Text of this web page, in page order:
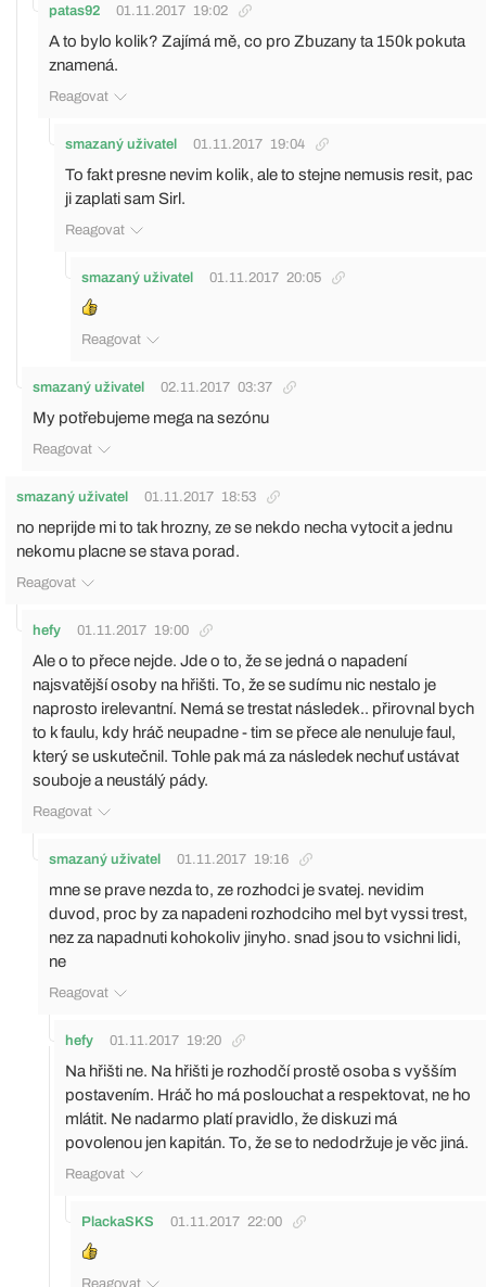
patas92 01.11.2017 19:02
A to bylo kolik? Zajímá mě, co pro Zbuzany ta 150k pokuta
znamená.
Reagovat
smazaný uživatel 01.11.2017 19:04
To fakt presne nevim kolik, ale to stejne nemusis resit, pac
ji zaplati sam Sirl.
Reagovat
smazaný uživatel 01.11.2017 20:05
Reagovat
smazaný uživatel 02.11.2017 03:37
My potřebujeme mega na sezónu
Reagovat
smazaný uživatel 01.11.2017 18:53
no neprijde mi to tak hrozny, ze se nekdo necha vytocit a jednu
nekomu placne se stava porad.
Reagovat
hefy 01.11.2017 19:00
Ale o to přece nejde. Jde o to, že se jedná o napadení
najsvatější osoby na hřišti. To, že se sudímu nic nestalo je
naprosto irelevantní. Nemá se trestat následek.. přirovnal bych
to k faulu, kdy hráč neupadne - tim se přece ale nenuluje faul,
který se uskutečnil. Tohle pak má za následek nechuť ustávat
souboje a neustálý pády.
Reagovat
smazaný uživatel 01.11.2017 19:16
mne se prave nezda to, ze rozhodci je svatej. nevidim
duvod, proc by za napadeni rozhodciho mel byt vyssi trest,
nez za napadnuti kohokoliv jinyho. snad jsou to vsichni lidi,
ne
Reagovat
hefy 01.11.2017 19:20
Na hřišti ne. Na hřišti je rozhodčí prostě osoba s vyšším
postavením. Hráč ho má poslouchat a respektovat, ne ho
mlátit. Ne nadarmo platí pravidlo, že diskuzi má
povolenou jen kapitán. To, že se to nedodržuje je věc jiná.
Reagovat
PlackaSKS 01.11.2017 22:00
Reagovat